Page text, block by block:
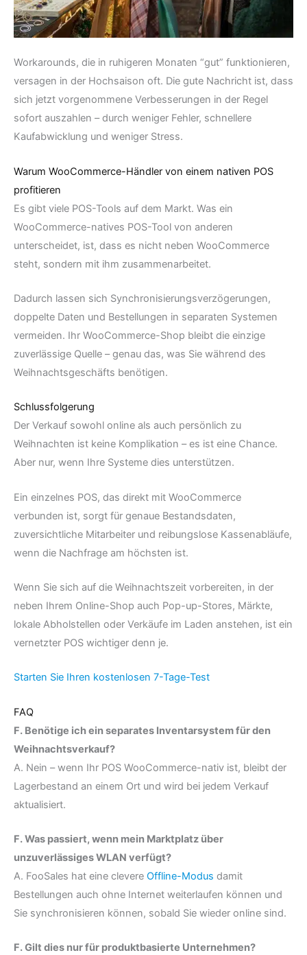
Workarounds, die in ruhigeren Monaten “gut” funktionieren,
versagen in der Hochsaison oft. Die gute Nachricht ist, dass
sich jetzt vorgenommene Verbesserungen in der Regel
sofort auszahlen – durch weniger Fehler, schnellere
Kaufabwicklung und weniger Stress.
Warum WooCommerce-Händler von einem nativen POS
profitieren
Es gibt viele POS-Tools auf dem Markt. Was ein
WooCommerce-natives POS-Tool von anderen
unterscheidet, ist, dass es nicht neben WooCommerce
steht, sondern mit ihm zusammenarbeitet.
Dadurch lassen sich Synchronisierungsverzögerungen,
doppelte Daten und Bestellungen in separaten Systemen
vermeiden. Ihr WooCommerce-Shop bleibt die einzige
zuverlässige Quelle – genau das, was Sie während des
Weihnachtsgeschäfts benötigen.
Schlussfolgerung
Der Verkauf sowohl online als auch persönlich zu
Weihnachten ist keine Komplikation – es ist eine Chance.
Aber nur, wenn Ihre Systeme dies unterstützen.
Ein einzelnes POS, das direkt mit WooCommerce
verbunden ist, sorgt für genaue Bestandsdaten,
zuversichtliche Mitarbeiter und reibungslose Kassenabläufe,
wenn die Nachfrage am höchsten ist.
Wenn Sie sich auf die Weihnachtszeit vorbereiten, in der
neben Ihrem Online-Shop auch Pop-up-Stores, Märkte,
lokale Abholstellen oder Verkäufe im Laden anstehen, ist ein
vernetzter POS wichtiger denn je.
Starten Sie Ihren kostenlosen 7-Tage-Test
FAQ
F. Benötige ich ein separates Inventarsystem für den
Weihnachtsverkauf?
A. Nein – wenn Ihr POS WooCommerce-nativ ist, bleibt der
Lagerbestand an einem Ort und wird bei jedem Verkauf
aktualisiert.
F. Was passiert, wenn mein Marktplatz über
unzuverlässiges WLAN verfügt?
A. FooSales hat eine clevere Offline-Modus damit
Bestellungen auch ohne Internet weiterlaufen können und
Sie synchronisieren können, sobald Sie wieder online sind.
F. Gilt dies nur für produktbasierte Unternehmen?